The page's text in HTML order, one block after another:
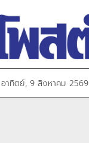
อาทิตย์, 9 สิงหาคม 2569